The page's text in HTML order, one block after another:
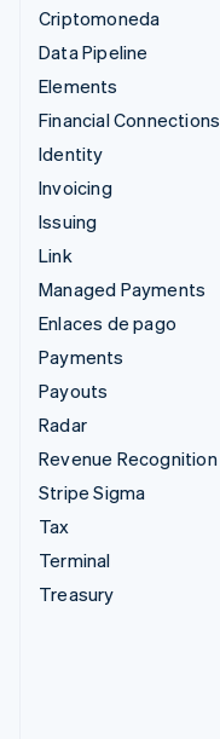
Criptomoneda
Data Pipeline
Elements
Financial Connections
Identity
Invoicing
Issuing
Link
Managed Payments
Enlaces de pago
Payments
Payouts
Radar
Revenue Recognition
Stripe Sigma
Tax
Terminal
Treasury